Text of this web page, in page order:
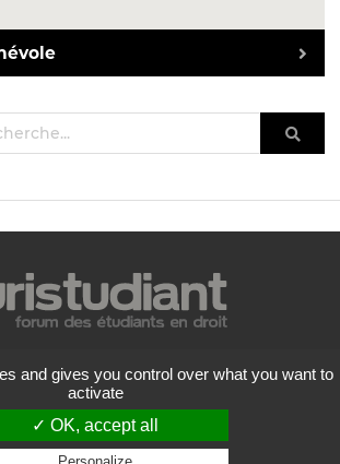
Mentions légales
de confidentialité
générales d'utilisation
Liste des forums
and gives you control over what you want to
activate
✓ OK, accept all